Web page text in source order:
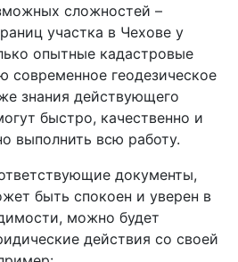
сложностей –
участка в Чехове у
опытные кадастровые
современное геодезическое
знания действующего
быстро, качественно и
выполнить всю работу.
документы,
быть спокоен и уверен в
можно будет
действия со своей